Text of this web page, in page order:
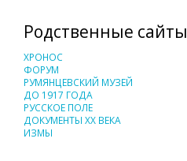
Родственные сайты
ХРОНОС
ФОРУМ
РУМЯНЦЕВСКИЙ МУЗЕЙ
ДО 1917 ГОДА
РУССКОЕ ПОЛЕ
ДОКУМЕНТЫ XX ВЕКА
ИЗМЫ